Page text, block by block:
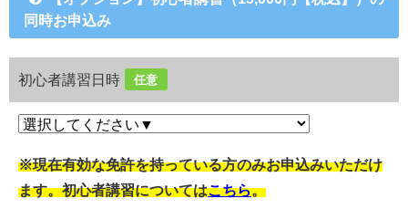
同時お申込み
初心者講習日時 任意
※現在有効な免許を持っている方のみお申込みいただけ
ます。初心者講習についてはこちら。